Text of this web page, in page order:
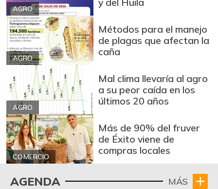
AGRO
AGRO
Métodos para el manejo
de plagas que afectan la
caña
AGRO
Mal clima llevaría al agro
a su peor caída en los
últimos 20 años
COMERCIO
Más de 90% del fruver
de Éxito viene de
compras locales
AGENDA MÁS